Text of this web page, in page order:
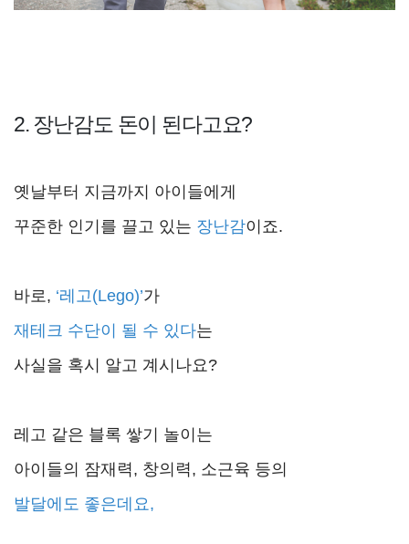
2. 장난감도 돈이 된다고요?
옛날부터 지금까지 아이들에게
꾸준한 인기를 끌고 있는 장난감이죠.
바로, ‘레고(Lego)’가
재테크 수단이 될 수 있다는
사실을 혹시 알고 계시나요?
레고 같은 블록 쌓기 놀이는
아이들의 잠재력, 창의력, 소근육 등의
발달에도 좋은데요,